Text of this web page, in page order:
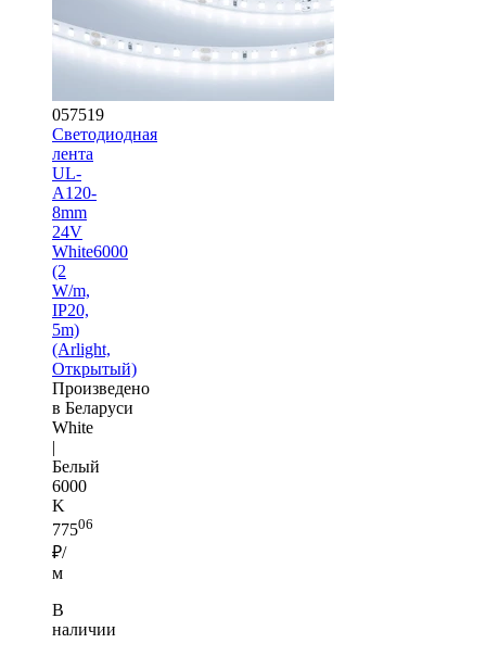
057519
Светодиодная
лента
UL-
A120-
8mm
24V
White6000
(2
W/m,
IP20,
5m)
(Arlight,
Открытый)
Произведено
в Беларуси
White
|
Белый
6000
K
77506
₽/
м
В
наличии